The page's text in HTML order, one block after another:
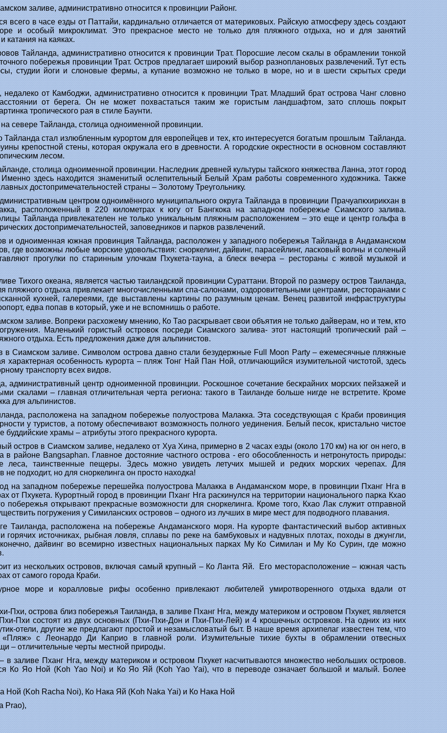
заливе, административно относится к провинции Районг.
всего в часе езды от Паттайи, кардинально отличается от материковых. Райскую атмосферу здесь создают
и особый микроклимат. Это прекрасное место не только для пляжного отдыха, но и для занятий
катания на каяках.
Тайланда, административно относится к провинции Трат. Поросшие лесом скалы в обрамлении тонкой
побережья провинции Трат. Остров предлагает широкий выбор разноплановых развлечений. Тут есть
студии йоги и слоновые фермы, а купание возможно не только в море, но и в шести скрытых среди
от Камбоджи, административно относится к провинции Трат. Младший брат острова Чанг словно
от берега. Он не может похвастаться таким же гористым ландшафтом, зато сплошь покрыт
тропического рая в стиле Баунти.
севере Тайланда, столица одноименной провинции.
Тайланда стал излюбленным курортом для европейцев и тех, кто интересуется богатым прошлым Тайланда.
крепостной стены, которая окружала его в древности. А городские окрестности в основном составляют
лесом.
столица одноименной провинции. Наследник древней культуры тайского княжества Ланна, этот город
Именно здесь находится знаменитый ослепительный Белый Храм работы современного художника. Также
достопримечательностей страны – Золотому Треугольнику.
центром одноимённого муниципального округа Тайланда в провинции Прачуапкхирикхан в
расположенный в 220 километрах к югу от Бангкока на западном побережье Сиамского залива.
Тайланда привлекателен не только уникальным пляжным расположением – это еще и центр гольфа в
достопримечательностей, заповедников и парков развлечений.
и одноименная южная провинция Тайланда, расположен у западного побережья Тайланда в Андаманском
где возможны любые морские удовольствия: сноркелинг, дайвинг, парасейлинг, ласковый волны и соленый
прогулки по старинным улочкам Пхукета-тауна, а блеск вечера – рестораны с живой музыкой и
Тихого океана, является частью таиландской провинции Сураттани. Второй по размеру остров Таиланда,
пляжного отдыха привлекает многочисленными спа-салонами, оздоровительными центрами, ресторанами с
кухней, галереями, где выставлены картины по разумным ценам. Венец развитой инфраструктуры
едва попав в который, уже и не вспомнишь о работе.
заливе. Вопреки расхожему мнению, Ко Тао раскрывает свои объятия не только дайверам, но и тем, кто
Маленький гористый островок посреди Сиамского залива- этот настоящий тропический рай –
отдыха. Есть предложения даже для альпинистов.
в Сиамском заливе. Символом острова давно стали безудержные Full Moon Party – ежемесячные пляжные
характерная особенность курорта – пляж Тонг Най Пан Ной, отличающийся изумительной чистотой, здесь
транспорту всех видов.
административный центр одноименной провинции. Роскошное сочетание бескрайних морских пейзажей и
скалами – главная отличительная черта региона: такого в Таиланде больше нигде не встретите. Кроме
для альпинистов.
расположена на западном побережье полуострова Малакка. Эта соседствующая с Краби провинция
у туристов, а потому обеспечивают возможность полного уединения. Белый песок, кристально чистое
храмы – атрибуты этого прекрасного курорта.
остров в Сиамском заливе, недалеко от Хуа Хина, примерно в 2 часах езды (около 170 км) на юг он него, в
районе Bangsaphan. Главное достояние частного острова - его обособленность и нетронутость природы:
леса, таинственные пещеры. Здесь можно увидеть летучих мышей и редких морских черепах. Для
подходит, но для сноркелинга он просто находка!
на западном побережье перешейка полуострова Малакка в Андаманском море, в провинции Пханг Нга в
от Пхукета. Курортный город в провинции Пханг Нга раскинулся на территории национального парка Кхао
открывают прекрасные возможности для сноркелинга. Кроме того, Кхао Лак служит отправной
погружения у Симиланских островов – одного из лучших в мире мест для подводного плавания.
Таиланда, расположена на побережье Андаманского моря. На курорте фантастический выбор активных
горячих источниках, рыбная ловля, сплавы по реке на бамбуковых и надувных плотах, походы в джунгли,
дайвинг во всемирно известных национальных парках Му Ко Симилан и Му Ко Сурин, где можно
из нескольких островов, включая самый крупный – Ко Ланта Яй. Его месторасположение – южная часть
от самого города Краби.
море и коралловые рифы особенно привлекают любителей умиротворенного отдыха вдали от
Пхи, острова близ побережья Таиланда, в заливе Пханг Нга, между материком и островом Пхукет, является
Пхи состоят из двух основных (Пхи-Пхи-Дон и Пхи-Пхи-Лей) и 4 крошечных островков. На одних из них
отели, другие же предлагают простой и незамысловатый быт. В наше время архипелаг известен тем, что
с Леонардо Ди Каприо в главной роли. Изумительные тихие бухты в обрамлении отвесных
– отличительные черты местной природы.
– в заливе Пханг Нга, между материком и островом Пхукет насчитываются множество небольших островов.
Ко Яо Ной (Koh Yao Noi) и Ко Яо Яй (Koh Yao Yai), что в переводе означает большой и малый. Более
Ной (Koh Racha Noi), Ко Нака Яй (Koh Naka Yai) и Ко Нака Ной
Prao),